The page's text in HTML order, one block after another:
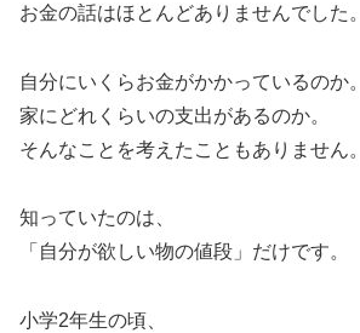
お金の話はほとんどありませんでした。
自分にいくらお金がかかっているのか。
家にどれくらいの支出があるのか。
そんなことを考えたこともありません。
知っていたのは、
「自分が欲しい物の値段」だけです。
小学2年生の頃、